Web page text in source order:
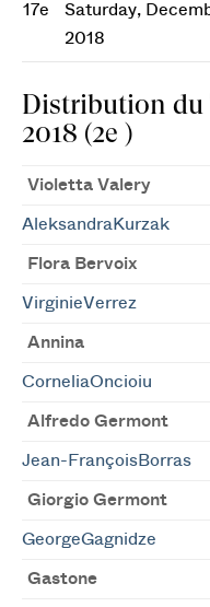
17e
Saturday,
2018
Distribution du
2018 (2e )
Violetta Valery
AleksandraKurzak
Flora Bervoix
VirginieVerrez
Annina
CorneliaOncioiu
Alfredo Germont
Jean-FrançoisBorras
Giorgio Germont
GeorgeGagnidze
Gastone